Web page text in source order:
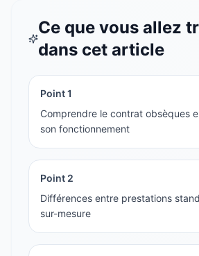
Ce que vous allez
dans cet article
Point1
Comprendre le contrat obsèques
son fonctionnement
Point 2
Différences entre prestations
sur-mesure